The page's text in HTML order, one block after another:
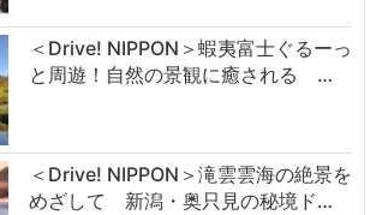
＜Drive! NIPPON＞蝦夷富士ぐるーっ
と周遊！自然の景観に癒される …
＜Drive! NIPPON＞滝雲雲海の絶景を
めざして 新潟・奥只見の秘境ド…